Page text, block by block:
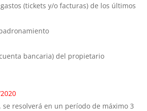
(tickets y/o facturas) de los últimos
bancaria) del propietario
se resolverá en un período de máximo 3